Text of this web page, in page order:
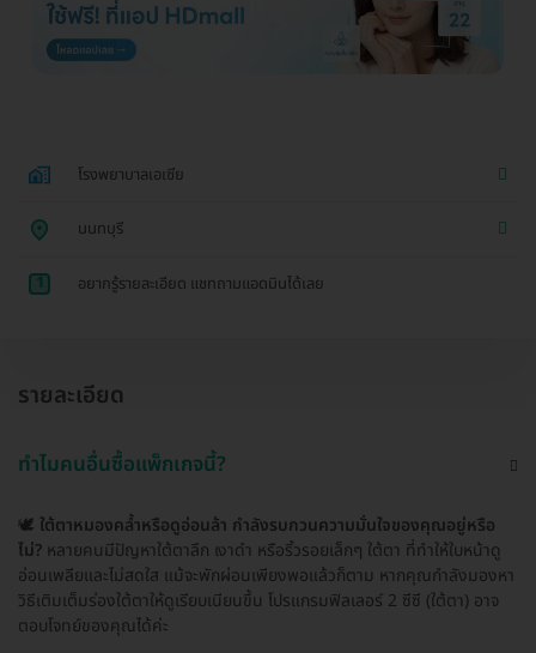
โรงพยาบาลเอเซีย
นนทบุรี
1 อยากรู้รายละเอียด แชทถามแอดมินได้เลย
รายละเอียด
ทำไมคนอื่นซื้อแพ็กเกจนี้?
🕊️ ใต้ตาหมองคล้ำหรือดูอ่อนล้า กำลังรบกวนความมั่นใจของคุณอยู่หรือ
ไม่? หลายคนมีปัญหาใต้ตาลึก เงาดำ หรือริ้วรอยเล็กๆ ใต้ตา ที่ทำให้ใบหน้าดู
อ่อนเพลียและไม่สดใส แม้จะพักผ่อนเพียงพอแล้วก็ตาม หากคุณกำลังมองหา
วิธีเติมเต็มร่องใต้ตาให้ดูเรียบเนียนขึ้น โปรแกรมฟิลเลอร์ 2 ซีซี (ใต้ตา) อาจ
ตอบโจทย์ของคุณได้ค่ะ